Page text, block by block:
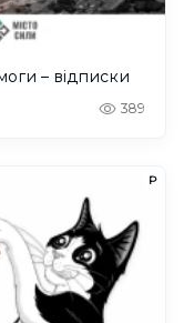
– відписки
389
Р